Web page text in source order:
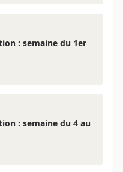
: semaine du 1er
: semaine du 4 au